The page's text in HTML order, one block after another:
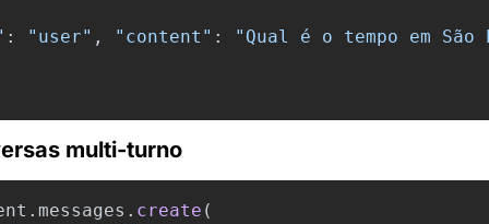
: " user" , " content " : " Qual é o tempo em São
multi-turno
. messages . create (